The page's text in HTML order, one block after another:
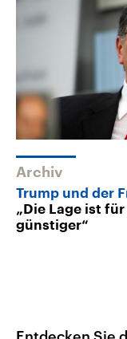
Archiv
Trump und der
„Die Lage ist
günstiger“
Entdecken Sie